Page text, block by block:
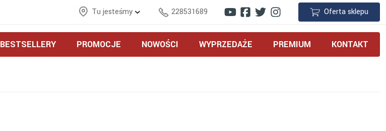
Tu jesteśmy 228531689 Oferta sklepu
BESTSELLERY PROMOCJE NOWOŚCI WYPRZEDAŻE PREMIUM KONTAKT